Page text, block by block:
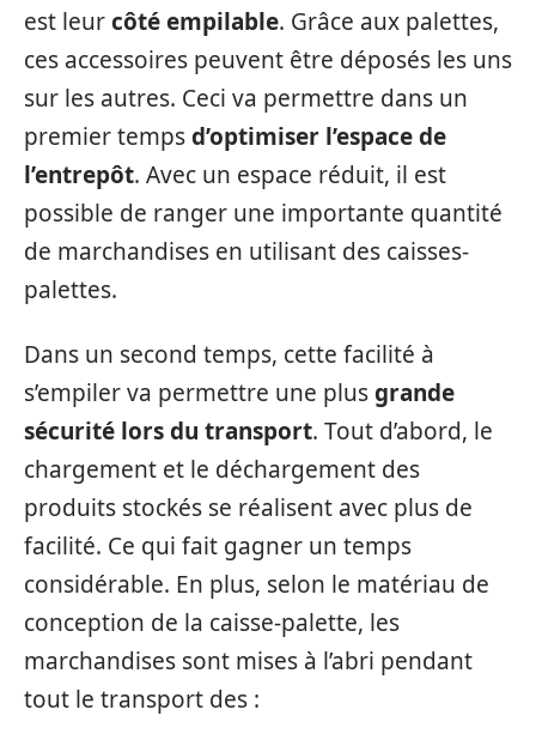
est leurcôté empilable. Grâce aux palettes,
ces accessoires peuvent être déposés les uns
sur les autres. Ceci va permettre dans un
premier tempsd’optimiser l’espace de
l’entrepôt. Avec un espace réduit, il est
possible de ranger une importante quantité
de marchandises en utilisant des caisses-
palettes.
Dans un second temps, cette facilité à
s’empiler va permettre une plusgrande
sécurité lors du transport. Tout d’abord, le
chargement et le déchargement des
produits stockés se réalisent avec plus de
facilité. Ce qui fait gagner un temps
considérable. En plus, selon le matériau de
conception de la caisse-palette, les
marchandises sont mises à l’abri pendant
tout le transport des :